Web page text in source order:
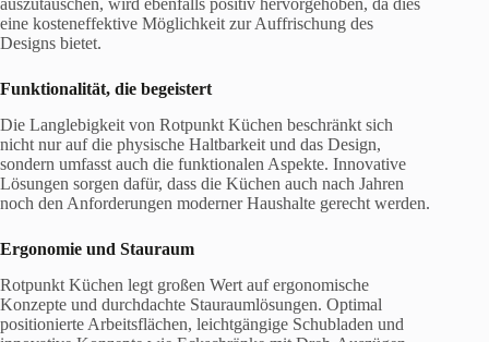
auszutauschen, wird ebenfalls positiv hervorgehoben, da dies
eine kosteneffektive Möglichkeit zur Auffrischung des
Designs bietet.
Funktionalität, die begeistert
Die Langlebigkeit von Rotpunkt Küchen beschränkt sich
nicht nur auf die physische Haltbarkeit und das Design,
sondern umfasst auch die funktionalen Aspekte. Innovative
Lösungen sorgen dafür, dass die Küchen auch nach Jahren
noch den Anforderungen moderner Haushalte gerecht werden.
Ergonomie und Stauraum
Rotpunkt Küchen legt großen Wert auf ergonomische
Konzepte und durchdachte Stauraumlösungen. Optimal
positionierte Arbeitsflächen, leichtgängige Schubladen und